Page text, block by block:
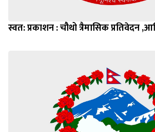
स्वत: प्रकाशन : चौथो त्रैमासिक प्रतिवेदन